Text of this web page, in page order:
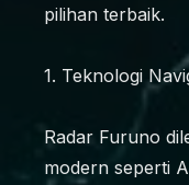
pilihan terbaik.
1. Teknologi
Radar Furuno
modern seperti